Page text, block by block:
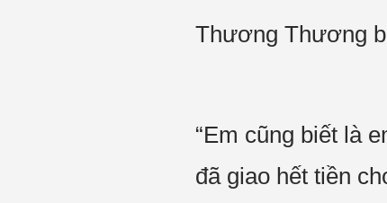
Thương Thương
“Em cũng biết là
đã giao hết tiền